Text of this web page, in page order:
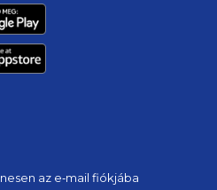
az e‑mail fiókjába